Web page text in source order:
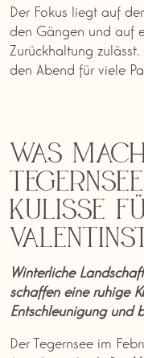
Der Fokus liegt auf
den Gängen und auf
Zurückhaltung
den Abend für viele
Was
Kulisse
Winterliche
schaffen eine ruhige
Entschleunigung und
Der Tegernsee im